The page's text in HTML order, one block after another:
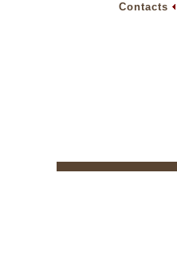
Contacts